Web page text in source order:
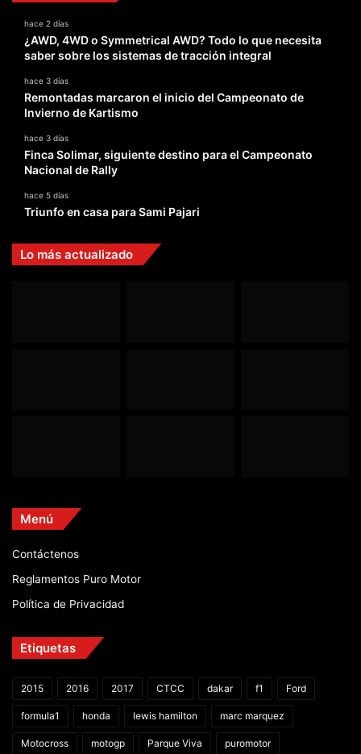
hace 2 días
¿AWD, 4WD o Symmetrical AWD? Todo lo que necesita
saber sobre los sistemas de tracción integral
hace 3 días
Remontadas marcaron el inicio del Campeonato de
Invierno de Kartismo
hace 3 días
Finca Solimar, siguiente destino para el Campeonato
Nacional de Rally
hace 5 días
Triunfo en casa para Sami Pajari
Lo más actualizado
Menú
Contáctenos
Reglamentos Puro Motor
Política de Privacidad
Etiquetas
2015 2016 2017 CTCC dakar f1 Ford
formula1 honda lewis hamilton marc marquez
Motocross motogp Parque Viva puromotor